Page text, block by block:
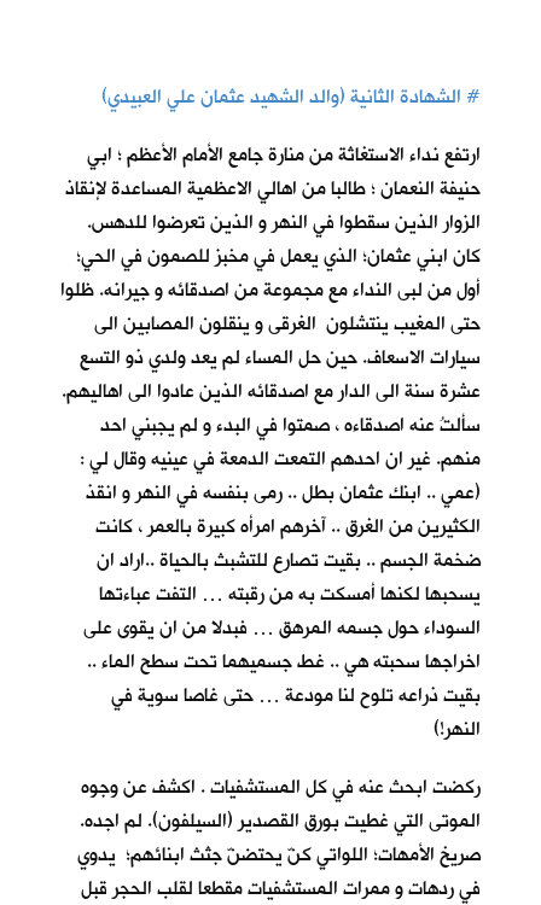
#الشهادة الثانية (والد الشهيد عثمان علي العبيدي)
ارتفع نداء الاستغاثة من منارة جامع الأمام الأعظم ؛ ابي
حنيفة النعمان ؛ طالبا من اهالي الاعظمية المساعدة لإنقاذ
الزوار الذين سقطوا في النهر و الذين تعرضوا للدهس.
كان ابني عثمان؛ الذي يعمل في مخبز للصمون في الحي؛
أول من لبى النداء مع مجموعة من اصدقائه و جيرانه. ظلوا
حتى المغيب ينتشلون الغرقى و ينقلون المصابين الى
سيارات الاسعاف. حين حل المساء لم يعد ولدي ذو التسع
عشرة سنة الى الدار مع اصدقائه الذين عادوا الى اهاليهم.
سألتُ عنه اصدقاءه ، صمتوا في البدء و لم يجبني احد
منهم. غير ان احدهم التمعت الدمعة في عينيه وقال لي :
(عمي .. ابنك عثمان بطل .. رمى بنفسه في النهر و انقذ
الكثيرين من الغرق .. آخرهم امرأه كبيرة بالعمر ، كانت
ضخمة الجسم .. بقيت تصارع للتشبث بالحياة ..اراد ان
يسحبها لكنها أمسكت به من رقبته … التفت عباءتها
السوداء حول جسمه المرهق … فبدلا من ان يقوى على
اخراجها سحبته هي .. غط جسميهما تحت سطح الماء ..
بقيت ذراعه تلوح لنا مودعة … حتى غاصا سوية في
النهر!)
ركضت ابحث عنه في كل المستشفيات . اكشف عن وجوه
الموتى التي غطيت بورق القصدير (السيلفون). لم اجده.
صريخ الأمهات؛ اللواتي كنّ يحتضنّ جثث ابنائهم؛ يدوي
في ردهات و ممرات المستشفيات مقطعا لقلب الحجر قبل